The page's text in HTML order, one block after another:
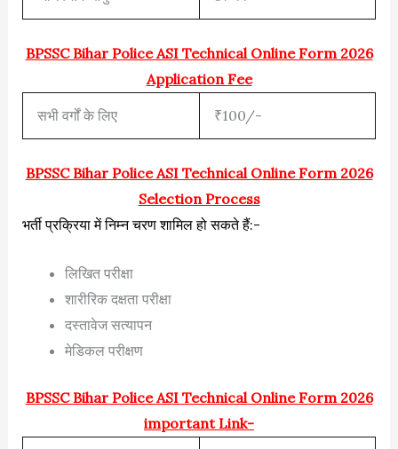
BPSSC Bihar Police ASI Technical Online Form 2026
Application Fee
सभी वर्गों के लिए ₹100/-
BPSSC Bihar Police ASI Technical Online Form 2026
Selection Process
भर्ती प्रक्रिया में निम्न चरण शामिल हो सकते हैं:-
लिखित परीक्षा
शारीरिक दक्षता परीक्षा
दस्तावेज सत्यापन
मेडिकल परीक्षण
BPSSC Bihar Police ASI Technical Online Form 2026
important Link-